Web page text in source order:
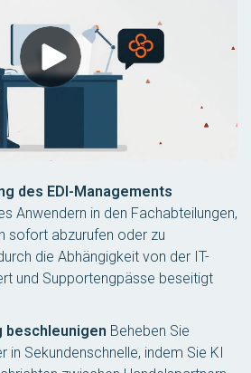
des EDI-Managements
Anwendern in den Fachabteilungen,
sofort abzurufen oder zu
die Abhängigkeit von der IT-
und Supportengpässe beseitigt
beschleunigen Beheben Sie
in Sekundenschnelle, indem Sie KI